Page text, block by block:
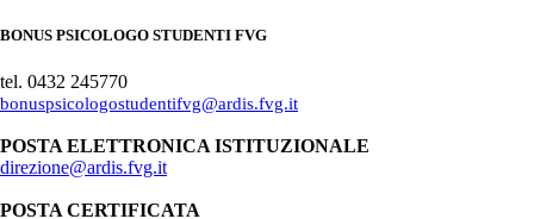
BONUS PSICOLOGO STUDENTI FVG
tel. 0432 245770
bonuspsicologostudentifvg@ardis.fvg.it
POSTA ELETTRONICA ISTITUZIONALE
direzione@ardis.fvg.it
POSTA CERTIFICATA